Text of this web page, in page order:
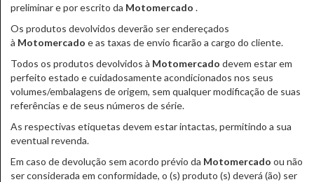
preliminar e por escrito da Motomercado .
Os produtos devolvidos deverão ser endereçados
à Motomercado e as taxas de envio ficarão a cargo do cliente.
Todos os produtos devolvidos à Motomercado devem estar em
perfeito estado e cuidadosamente acondicionados nos seus
volumes/embalagens de origem, sem qualquer modificação de suas
referências e de seus números de série.
As respectivas etiquetas devem estar intactas, permitindo a sua
eventual revenda.
Em caso de devolução sem acordo prévio da Motomercado ou não
ser considerada em conformidade, o (s) produto (s) deverá (ão) ser